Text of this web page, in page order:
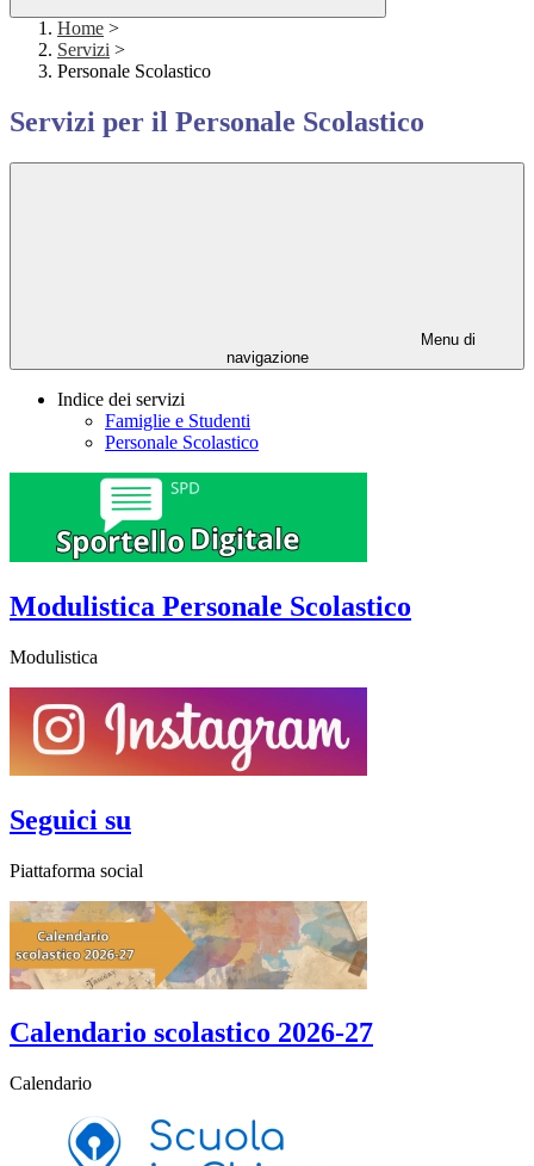
Home >
Servizi >
Personale Scolastico
Servizi per il Personale Scolastico
Menu di
navigazione
Indice dei servizi
Famiglie e Studenti
Personale Scolastico
Modulistica Personale Scolastico
Modulistica
Seguici su
Piattaforma social
Calendario scolastico 2026-27
Calendario